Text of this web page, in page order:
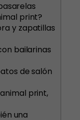
print?
y zapatillas
bailarinas
de salón
print,
una